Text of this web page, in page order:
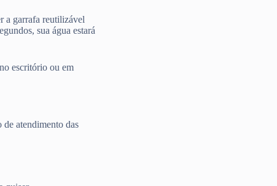
a garrafa reutilizável
sua água estará
escritório ou em
de atendimento das